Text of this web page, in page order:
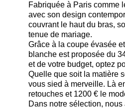
Fabriquée à Paris comme
avec son design
couvrant le haut du bras,
tenue de mariage.
Grâce à la coupe évasée
blanche est proposée du
et de votre budget, optez
Quelle que soit la matière
vous sied à merveille. Là
retouches et 1200 € le
Dans notre sélection,